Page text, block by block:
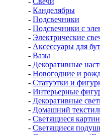
- Канделябры
- Подсвечники
- Подсвечники с
- Электрические
- Аксессуары для
- Вазы
- Декоративные
- Новогодние и
- Статуэтки и
- Интерьерные
- Декоративные
- Домашний
- Светящиеся
- Светящиеся